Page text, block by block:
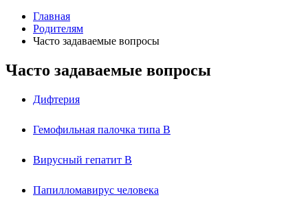
Главная
Родителям
Часто задаваемые вопросы
Часто задаваемые вопросы
Дифтерия
Гемофильная палочка типа B
Вирусный гепатит В
Папилломавирус человека